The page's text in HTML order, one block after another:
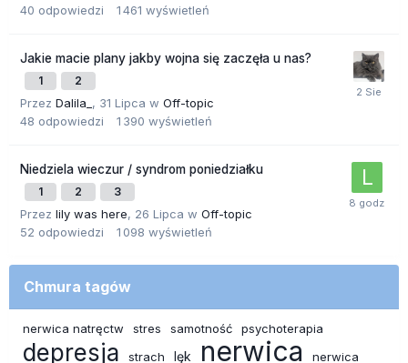
40 odpowiedzi 1 461 wyświetleń
Jakie macie plany jakby wojna się zaczęła u nas?
1 2
Przez Dalila_ , 31 Lipca w Off-topic
48 odpowiedzi 1 390 wyświetleń
Niedziela wieczur / syndrom poniedziałku
1 2 3
Przez lily was here, 26 Lipca w Off-topic
52 odpowiedzi 1 098 wyświetleń
Chmura tagów
nerwica natręctw stres samotność psychoterapia
depresja strach lęk nerwica
nerwica